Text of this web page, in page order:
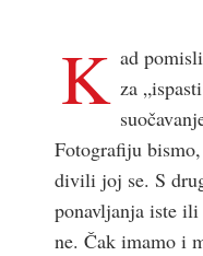
K ad
za
Fotografiju
divili joj se. S
ponavljanja iste
ne. Čak imamo i